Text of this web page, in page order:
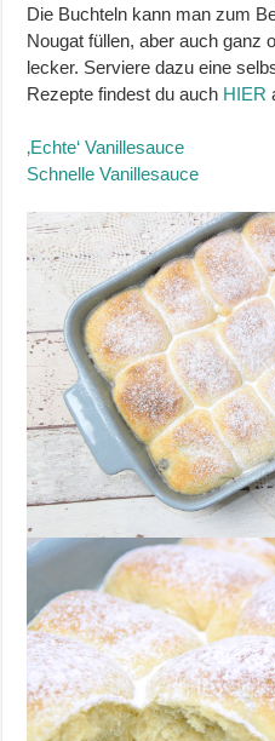
Die Buchteln kann man zum
Nougat füllen, aber auch ganz
lecker. Serviere dazu eine
Rezepte findest du auch HIER
‚Echte‘ Vanillesauce
Schnelle Vanillesauce